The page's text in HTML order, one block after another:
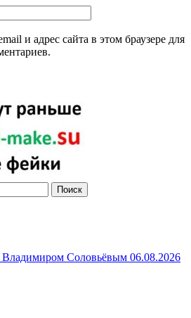
и адрес сайта в этом браузере для
Владимиром Соловьёвым 06.08.2026